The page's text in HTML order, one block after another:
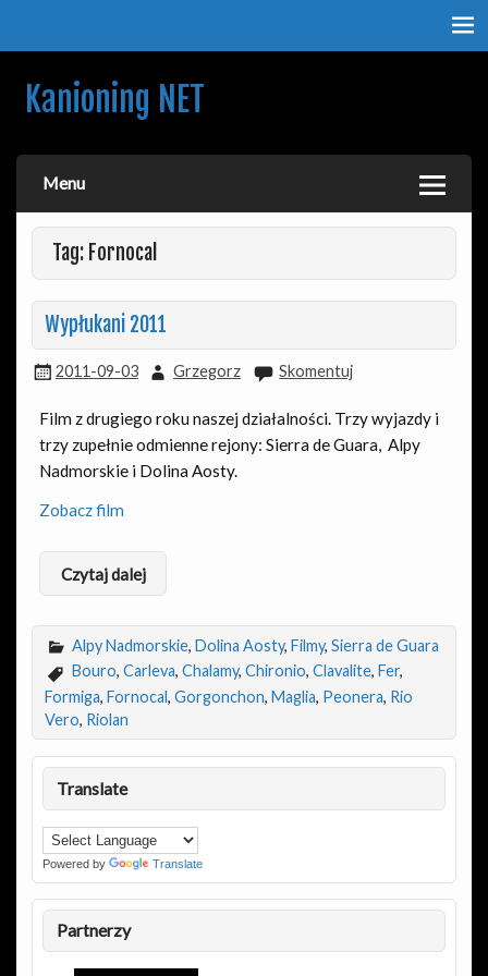
Kanioning NET
kanioningowców.
Menu
Tag: Fornocal
Wypłukani 2011
2011-09-03 Grzegorz Skomentuj
Film z drugiego roku naszej działalności. Trzy wyjazdy i
trzy zupełnie odmienne rejony: Sierra de Guara, Alpy
Nadmorskie i Dolina Aosty.
Zobacz film
Czytaj dalej
Alpy Nadmorskie,Dolina Aosty,Filmy,Sierra de Guara
Bouro,Carleva,Chalamy,Chironio,Clavalite, Fer,
Formiga,Fornocal,Gorgonchon,Maglia, Peonera, Rio
Vero, Riolan
Translate
Powered by Translate
Partnerzy